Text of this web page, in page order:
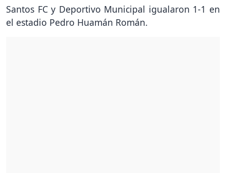
Santos FC y Deportivo Municipal igualaron 1-1 en
el estadio Pedro Huamán Román.